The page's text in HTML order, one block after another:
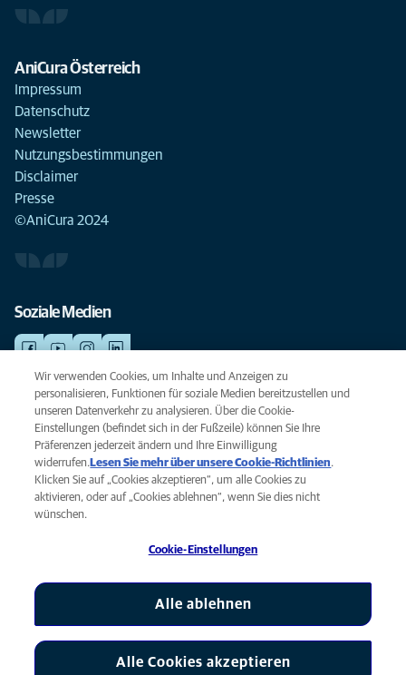
AniCura Österreich
Impressum
Datenschutz
Newsletter
Nutzungsbestimmungen
Disclaimer
Presse
©AniCura 2024
Soziale Medien
NOTDIENSTE
Finden Sie hier Ihre Standorte mit Notfallservice. Weil Ihr Tier die beste
Versorgung verdient.
Datenschutz
Legal
AniCura ist eine Tochtergesellschaft von Mars, Inc © 2026
Cookie-Einstellungen
Wir verwenden Cookies, um Inhalte und Anzeigen zu
personalisieren, Funktionen für soziale Medien bereitzustellen und
unseren Datenverkehr zu analysieren. Über die Cookie-
Einstellungen (befindet sich in der Fußzeile) können Sie Ihre
Präferenzen jederzeit ändern und Ihre Einwilligung
widerrufen. Lesen Sie mehr über unsere Cookie-Richtlinien(opens
.
Klicken Sie auf „Cookies akzeptieren“, um alle Cookies zu
aktivieren, oder auf „Cookies ablehnen“, wenn Sie dies nicht
wünschen.
Cookie-Einstellungen
Alle ablehnen
Alle Cookies akzeptieren